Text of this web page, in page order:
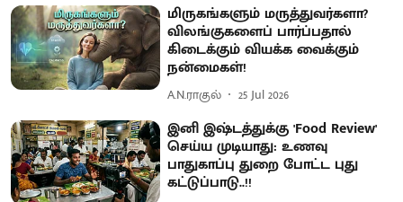
மிருகங்களும் மருத்துவர்களா?
விலங்குகளைப் பார்ப்பதால்
கிடைக்கும் வியக்க வைக்கும்
நன்மைகள்!
A.N.ராகுல் 25 Jul 2026
இனி இஷ்டத்துக்கு 'Food Review'
செய்ய முடியாது: உணவு
பாதுகாப்பு துறை போட்ட புது
கட்டுப்பாடு..!!